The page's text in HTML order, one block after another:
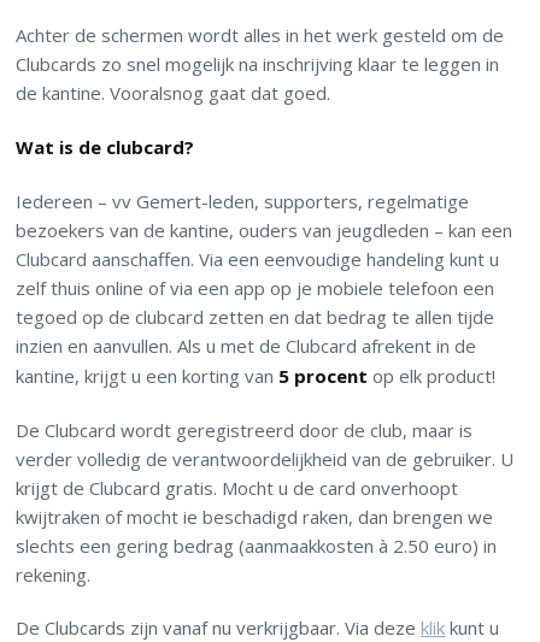
Achter de schermen wordt alles in het werk gesteld om de
Clubcards zo snel mogelijk na inschrijving klaar te leggen in
de kantine. Vooralsnog gaat dat goed.
Wat is de clubcard?
Iedereen – vv Gemert-leden, supporters, regelmatige
bezoekers van de kantine, ouders van jeugdleden – kan een
Clubcard aanschaffen. Via een eenvoudige handeling kunt u
zelf thuis online of via een app op je mobiele telefoon een
tegoed op de clubcard zetten en dat bedrag te allen tijde
inzien en aanvullen. Als u met de Clubcard afrekent in de
kantine, krijgt u een korting van 5 procent op elk product!
De Clubcard wordt geregistreerd door de club, maar is
verder volledig de verantwoordelijkheid van de gebruiker. U
krijgt de Clubcard gratis. Mocht u de card onverhoopt
kwijtraken of mocht ie beschadigd raken, dan brengen we
slechts een gering bedrag (aanmaakkosten à 2.50 euro) in
rekening.
De Clubcards zijn vanaf nu verkrijgbaar. Via dezeklik kunt u